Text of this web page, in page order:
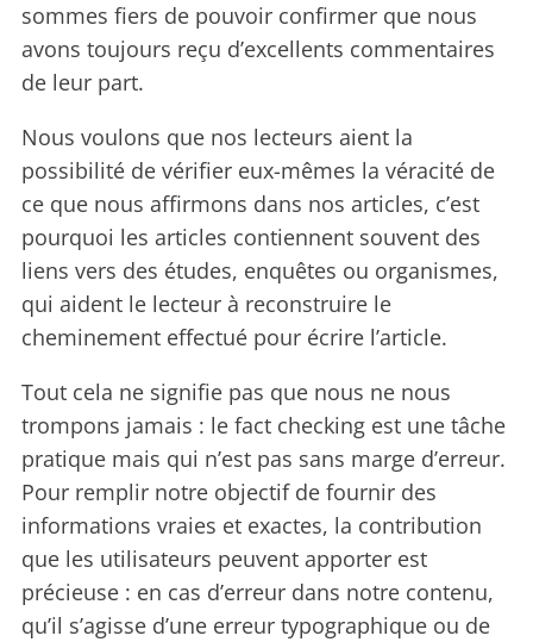
sommes fiers de pouvoir confirmer que nous
avons toujours reçu d’excellents commentaires
de leur part.
Nous voulons que nos lecteurs aient la
possibilité de vérifier eux-mêmes la véracité de
ce que nous affirmons dans nos articles, c’est
pourquoi les articles contiennent souvent des
liens vers des études, enquêtes ou organismes,
qui aident le lecteur à reconstruire le
cheminement effectué pour écrire l’article.
Tout cela ne signifie pas que nous ne nous
trompons jamais : le fact checking est une tâche
pratique mais qui n’est pas sans marge d’erreur.
Pour remplir notre objectif de fournir des
informations vraies et exactes, la contribution
que les utilisateurs peuvent apporter est
précieuse : en cas d’erreur dans notre contenu,
qu’il s’agisse d’une erreur typographique ou de